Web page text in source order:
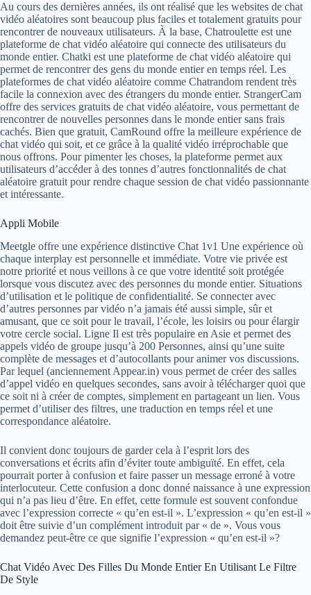
Au cours des dernières années, ils ont réalisé que les websites de chat
vidéo aléatoires sont beaucoup plus faciles et totalement gratuits pour
rencontrer de nouveaux utilisateurs. À la base, Chatroulette est une
plateforme de chat vidéo aléatoire qui connecte des utilisateurs du
monde entier. Chatki est une plateforme de chat vidéo aléatoire qui
permet de rencontrer des gens du monde entier en temps réel. Les
plateformes de chat vidéo aléatoire comme Chatrandom rendent très
facile la connexion avec des étrangers du monde entier. StrangerCam
offre des services gratuits de chat vidéo aléatoire, vous permettant de
rencontrer de nouvelles personnes dans le monde entier sans frais
cachés. Bien que gratuit, CamRound offre la meilleure expérience de
chat vidéo qui soit, et ce grâce à la qualité vidéo irréprochable que
nous offrons. Pour pimenter les choses, la plateforme permet aux
utilisateurs d’accéder à des tonnes d’autres fonctionnalités de chat
aléatoire gratuit pour rendre chaque session de chat vidéo passionnante
et intéressante.
Appli Mobile
Meetgle offre une expérience distinctive Chat 1v1 Une expérience où
chaque interplay est personnelle et immédiate. Votre vie privée est
notre priorité et nous veillons à ce que votre identité soit protégée
lorsque vous discutez avec des personnes du monde entier. Situations
d’utilisation et le politique de confidentialité. Se connecter avec
d’autres personnes par vidéo n’a jamais été aussi simple, sûr et
amusant, que ce soit pour le travail, l’école, les loisirs ou pour élargir
votre cercle social. Ligne Il est très populaire en Asie et permet des
appels vidéo de groupe jusqu’à 200 Personnes, ainsi qu’une suite
complète de messages et d’autocollants pour animer vos discussions.
Par lequel (anciennement Appear.in) vous permet de créer des salles
d’appel vidéo en quelques secondes, sans avoir à télécharger quoi que
ce soit ni à créer de comptes, simplement en partageant un lien. Vous
permet d’utiliser des filtres, une traduction en temps réel et une
correspondance aléatoire.
Il convient donc toujours de garder cela à l’esprit lors des
conversations et écrits afin d’éviter toute ambiguïté. En effet, cela
pourrait porter à confusion et faire passer un message erroné à votre
interlocuteur. Cette confusion a donc donné naissance à une expression
qui n’a pas lieu d’être. En effet, cette formule est souvent confondue
avec l’expression correcte « qu’en est-il ». L’expression « qu’en est-il »
doit être suivie d’un complément introduit par « de ». Vous vous
demandez peut-être ce que signifie l’expression « qu’en est-il »?
Chat Vidéo Avec Des Filles Du Monde Entier En Utilisant Le Filtre
De Style